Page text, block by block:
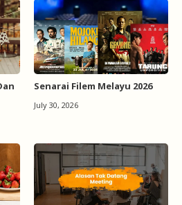
Senarai Filem Melayu 2026
July 30, 2026